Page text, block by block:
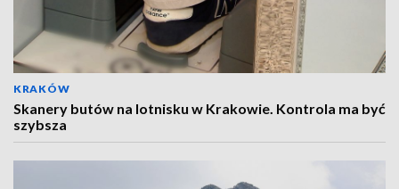
KRAKÓW
Skanery butów na lotnisku w Krakowie. Kontrola ma być
szybsza